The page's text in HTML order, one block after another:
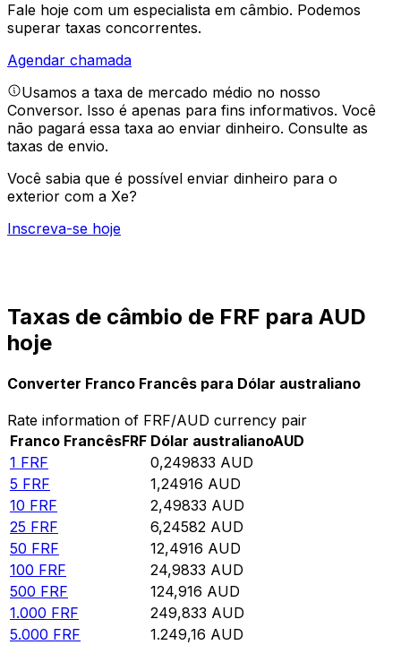
Fale hoje com um especialista em câmbio. Podemos
superar taxas concorrentes.
Agendar chamada
Usamos a taxa de mercado médio no nosso
Conversor. Isso é apenas para fins informativos. Você
não pagará essa taxa ao enviar dinheiro. Consulte as
taxas de envio.
Você sabia que é possível enviar dinheiro para o
exterior com a Xe?
Inscreva-se hoje
Taxas de câmbio de FRF para AUD
hoje
Converter Franco Francês para Dólar australiano
Rate information of FRF/AUD currency pair
Franco FrancêsFRF Dólar australianoAUD
1 FRF 0,249833 AUD
5 FRF 1,24916 AUD
10 FRF 2,49833 AUD
25 FRF 6,24582 AUD
50 FRF 12,4916 AUD
100 FRF 24,9833 AUD
500 FRF 124,916 AUD
1.000 FRF 249,833 AUD
5.000 FRF 1.249,16 AUD